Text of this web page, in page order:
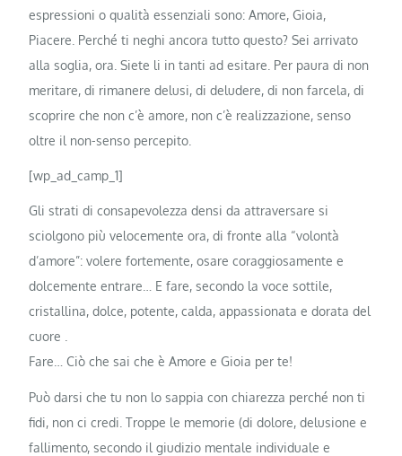
espressioni o qualità essenziali sono: Amore, Gioia,
Piacere. Perché ti neghi ancora tutto questo? Sei arrivato
alla soglia, ora. Siete li in tanti ad esitare. Per paura di non
meritare, di rimanere delusi, di deludere, di non farcela, di
scoprire che non c’è amore, non c’è realizzazione, senso
oltre il non-senso percepito.
[wp_ad_camp_1]
Gli strati di consapevolezza densi da attraversare si
sciolgono più velocemente ora, di fronte alla “volontà
d’amore”: volere fortemente, osare coraggiosamente e
dolcemente entrare… E fare, secondo la voce sottile,
cristallina, dolce, potente, calda, appassionata e dorata del
cuore .
Fare… Ciò che sai che è Amore e Gioia per te!
Può darsi che tu non lo sappia con chiarezza perché non ti
fidi, non ci credi. Troppe le memorie (di dolore, delusione e
fallimento, secondo il giudizio mentale individuale e